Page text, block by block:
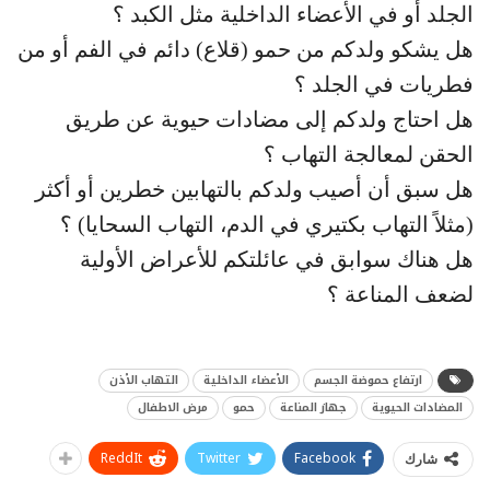
الجلد أو في الأعضاء الداخلية مثل الكبد ؟
هل يشكو ولدكم من حمو (قلاع) دائم في الفم أو من
فطريات في الجلد ؟
هل احتاج ولدكم إلى مضادات حيوية عن طريق
الحقن لمعالجة التهاب ؟
هل سبق أن أصيب ولدكم بالتهابين خطرين أو أكثر
(مثلاً التهاب بكتيري في الدم، التهاب السحايا) ؟
هل هناك سوابق في عائلتكم للأعراض الأولية
لضعف المناعة ؟
ارتفاع حموضة الجسم الأعضاء الداخلية
التهاب الأذن
المضادات الحيوية
جهاز المناعة حمو مرض الاطفال
شارك Facebook
Twitter
ReddIt